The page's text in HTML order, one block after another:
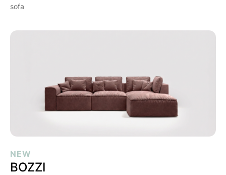
sofa
BOZZI
NEW
BOZZI